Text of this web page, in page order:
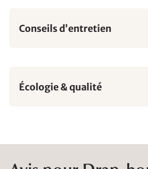
Conseils d’entretien
Écologie & qualité